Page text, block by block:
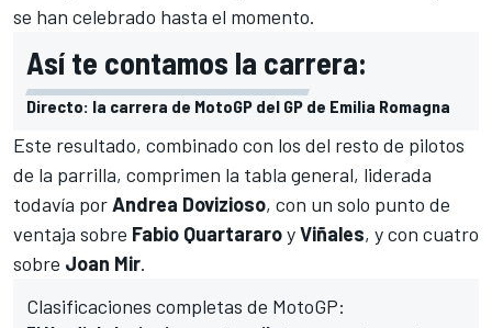
se han celebrado hasta el momento.
Así te contamos la carrera:
Directo: la carrera de MotoGP del GP de Emilia Romagna
Este resultado, combinado con los del resto de pilotos
de la parrilla, comprimen la tabla general, liderada
todavía porAndrea Dovizioso, con un solo punto de
ventaja sobre Fabio QuartararoyViñales, y con cuatro
sobre Joan Mir.
Clasificaciones completas de MotoGP: